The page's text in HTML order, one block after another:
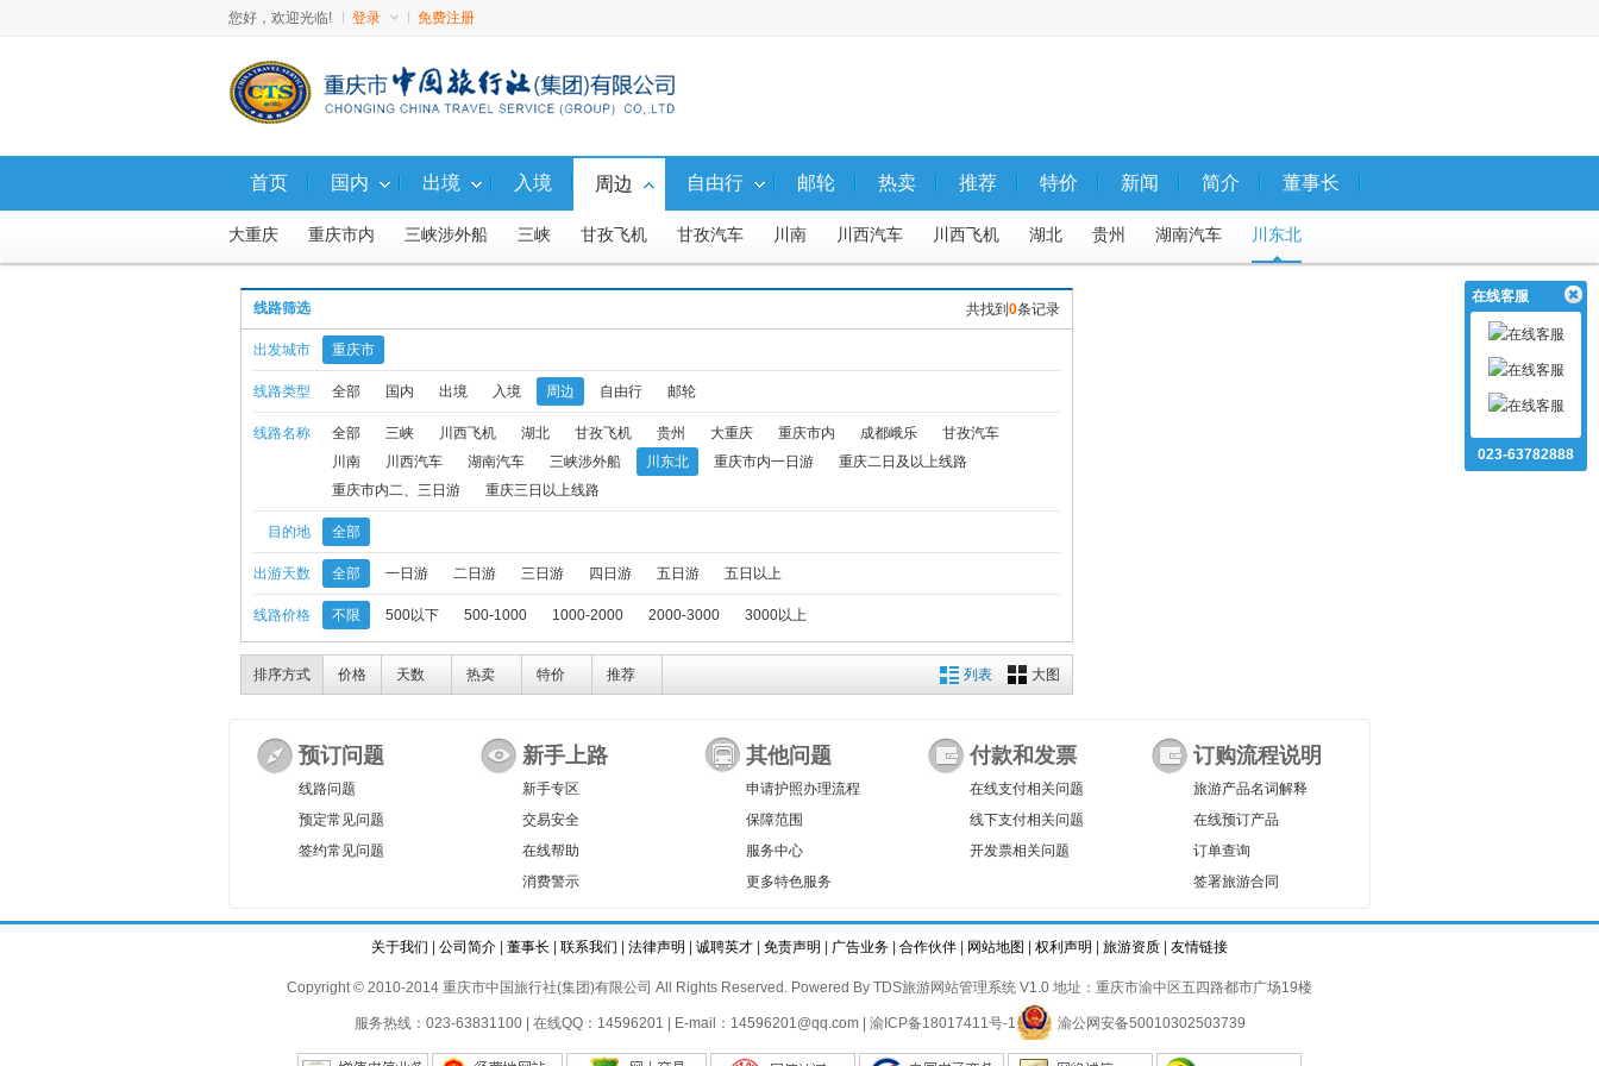
您好，欢迎光临! 登录 免费注册
首页 国内 出境 入境 周边
大重庆 重庆市内 三峡涉外船 三峡 甘孜飞机 甘孜汽车 川南 川西汽车 川西飞机 湖北 贵州 湖南汽车 川东北
成都峨乐 重庆市内一日游 重庆二日及以上线路 重庆市内二、三日游 重庆三日以上线路
自由行 邮轮 热卖 推荐 特价 新闻 简介 董事长
共找到 0条记录
线路筛选
出发城市 重庆市
线路类型 全部 国内 出境 入境 周边 自由行 邮轮
线路名称 全部 三峡 川西飞机 湖北 甘孜飞机 贵州 大重庆 重庆市内 成都峨乐
甘孜汽车
川南
川西汽车 湖南汽车 三峡涉外船 川东北 重庆市内一日游
重庆二日及以上线路
重庆市内二、三日游
重庆三日以上线路
目的地 全部
出游天数 全部 一日游 二日游 三日游 四日游 五日游 五日以上
线路价格 不限 500以下 500-1000 1000-2000 2000-3000 3000以上
列表 大图
排序方式 价格 天数 热卖 特价 推荐
预订问题
线路问题
预定常见问题
签约常见问题
新手上路
新手专区
交易安全
在线帮助
消费警示
其他问题
申请护照办理流程
保障范围
服务中心
更多特色服务
付款和发票
在线支付相关问题
线下支付相关问题
开发票相关问题
订购流程说明
旅游产品名词解释
在线预订产品
订单查询
签署旅游合同
关于我们 公司简介 董事长 联系我们 法律声明 诚聘英才 免责声明 广告业务 合作伙伴 网站地图 权利声明 旅游资质 友情链接
Copyright © 2010-2014 重庆市中国旅行社(集团)有限公司 All Rights Reserved. Powered By TDS旅游网站管理系统 V1.0 地址：重庆市渝中区五四路都市广场19楼
服务热线：023-63831100 | 在线QQ：14596201 | E-mail：14596201@qq.com | 渝ICP备18017411号-1 渝公网安备50010302503739
在线客服
023-63782888